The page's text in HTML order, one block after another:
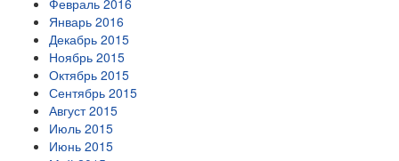
Январь 2016
Декабрь 2015
Ноябрь 2015
Октябрь 2015
Сентябрь 2015
Август 2015
Июль 2015
Июнь 2015